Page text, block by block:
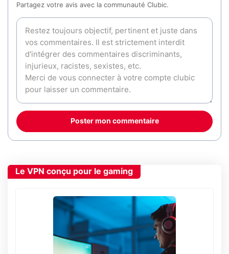
Partagez votre avis avec la communauté Clubic.
Poster mon commentaire
Le VPN conçu pour le gaming